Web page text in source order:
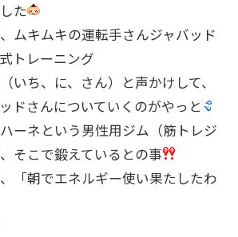
た
ムキムキの運転手さんジャバッド
トレーニング
いち、に、さん）と声かけして、
ドさんについていくのがやっと
ーネという男性用ジム（筋トレジ
そこで鍛えているとの事
「朝でエネルギー使い果たしたわ